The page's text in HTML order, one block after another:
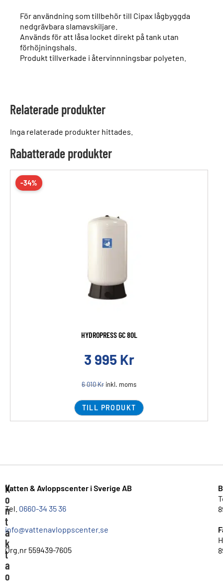
För användning som tillbehör till Cipax lågbyggda
nedgrävbara slamavskiljare.
Används för att låsa locket direkt på tank utan
förhöjningshals.
Produkt tillverkade i återvinnningsbar polyeten.
Relaterade produkter
Inga relaterade produkter hittades.
Rabatterade produkter
-34%
HYDROPRESS GC 80L
3 995 Kr
6 010Kr inkl. moms
TILL PRODUKT
K
o
n
t
a
k
t
a
o
Vatten & Avloppscenter i Sverige AB
Tel. 0660-34 35 36
info@vattenavloppscenter.se
Org.nr 559439-7605